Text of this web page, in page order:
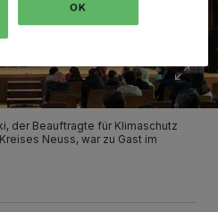
der Beauftragte für Klimaschutz
Neuss, war zu Gast im
OK